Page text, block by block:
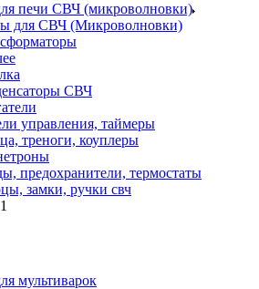
печи СВЧ (микроволновки)
для СВЧ (Микроволновки)
СВЧ
управления, таймеры
треноги, коуплеры
предохранители, термостаты
замки, ручки свч
мультиварок